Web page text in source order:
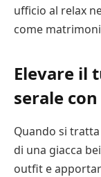
ufficio al relax
come
Elevare il
serale
Quando si
di una giacca
outfit e